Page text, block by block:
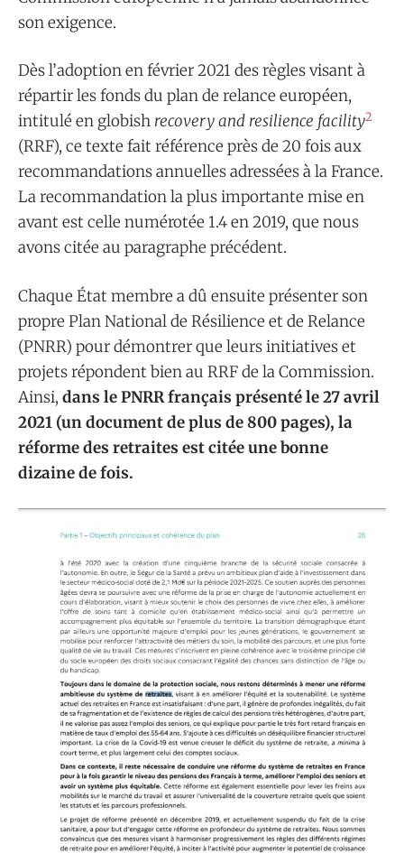
son exigence.
Dès l’adoption en février 2021 des règles visant à
répartir les fonds du plan de relance européen,
intitulé en globish recovery and resilience facility2
(RRF), ce texte fait référence près de 20 fois aux
recommandations annuelles adressées à la France.
La recommandation la plus importante mise en
avant est celle numérotée 1.4 en 2019, que nous
avons citée au paragraphe précédent.
Chaque État membre a dû ensuite présenter son
propre Plan National de Résilience et de Relance
(PNRR) pour démontrer que leurs initiatives et
projets répondent bien au RRF de la Commission.
Ainsi, dans le PNRR français présenté le 27 avril
2021 (un document de plus de 800 pages), la
réforme des retraites est citée une bonne
dizaine de fois.